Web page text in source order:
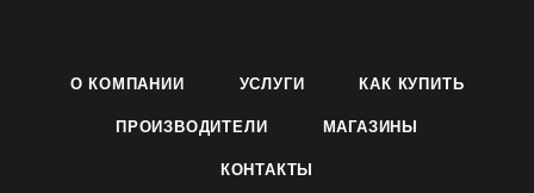
О КОМПАНИИ УСЛУГИ КАК КУПИТЬ
ПРОИЗВОДИТЕЛИ МАГАЗИНЫ
КОНТАКТЫ